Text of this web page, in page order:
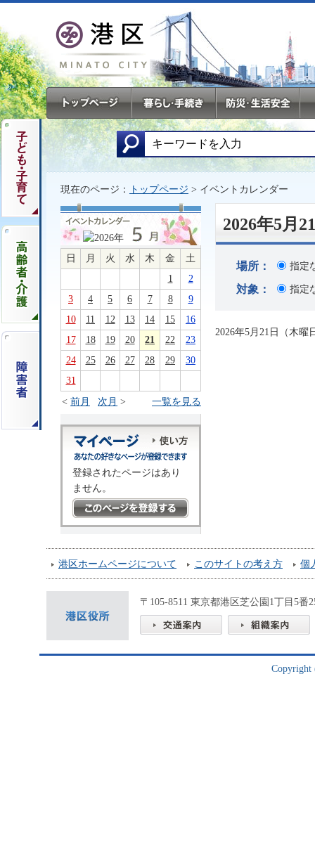
現在のページ： トップページ > イベントカレンダー
日 月 火 水 木 金
土
1
2
3
4 5 6 7 8
9
10
11 12 13 14 15
16
17
18 19 20 21 22
23
24
25 26 27 28 29
30
31
< 前月 次月 > 一覧を見る
登録されたページはあり
ません。
2026年5月
場所： 指定
対象： 指定
2026年5月21日（木曜
港区ホームページについて このサイトの考え方 個
〒105-8511 東京都港区芝公園1丁目5
Copyright